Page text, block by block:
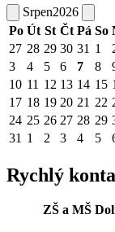
Srpen2026
Po Út St Čt Pá So
27 28 29 30 31 1
3
4 5 6 7 8
10 11 12 13 14 15
17 18 19 20 21 22
24 25 26 27 28 29
31 1 2 3 4 5
Rychlý
ZŠ a MŠ